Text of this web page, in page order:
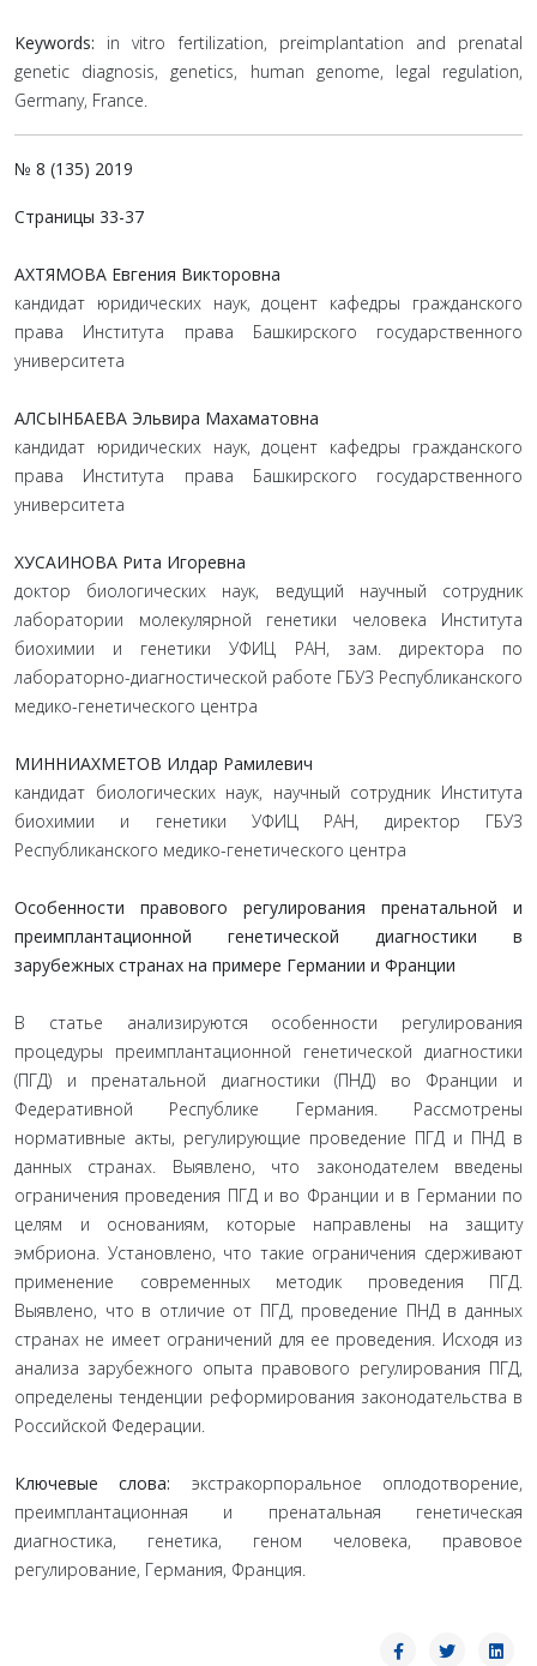
Keywords: in vitro fertilization, preimplantation and prenatal
genetic diagnosis, genetics, human genome, legal regulation,
Germany, France.
№ 8 (135) 2019
Страницы 33-37
АХТЯМОВА Евгения Викторовна
кандидат юридических наук, доцент кафедры гражданского
права Института права Башкирского государственного
университета
АЛСЫНБАЕВА Эльвира Махаматовна
кандидат юридических наук, доцент кафедры гражданского
права Института права Башкирского государственного
университета
ХУСАИНОВА Рита Игоревна
доктор биологических наук, ведущий научный сотрудник
лаборатории молекулярной генетики человека Института
биохимии и генетики УФИЦ РАН, зам. директора по
лабораторно-диагностической работе ГБУЗ Республиканского
медико-генетического центра
МИННИАХМЕТОВ Илдар Рамилевич
кандидат биологических наук, научный сотрудник Института
биохимии и генетики УФИЦ РАН, директор ГБУЗ
Реcпубликанского медико-генетического центра
Особенности правового регулирования пренатальной и
преимплантационной генетической диагностики в
зарубежных странах на примере Германии и Франции
В статье анализируются особенности регулирования
процедуры преимплантационной генетической диагностики
(ПГД) и пренатальной диагностики (ПНД) во Франции и
Федеративной Республике Германия. Рассмотрены
нормативные акты, регулирующие проведение ПГД и ПНД в
данных странах. Выявлено, что законодателем введены
ограничения проведения ПГД и во Франции и в Германии по
целям и основаниям, которые направлены на защиту
эмбриона. Установлено, что такие ограничения сдерживают
применение современных методик проведения ПГД.
Выявлено, что в отличие от ПГД, проведение ПНД в данных
странах не имеет ограничений для ее проведения. Исходя из
анализа зарубежного опыта правового регулирования ПГД,
определены тенденции реформирования законодательства в
Российской Федерации.
Ключевые слова: экстракорпоральное оплодотворение,
преимплантационная и пренатальная генетическая
диагностика, генетика, геном человека, правовое
регулирование, Германия, Франция.